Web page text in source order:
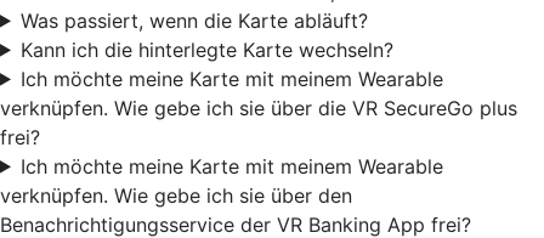
Was passiert, wenn die Karte abläuft?
Kann ich die hinterlegte Karte wechseln?
Ich möchte meine Karte mit meinem Wearable
verknüpfen. Wie gebe ich sie über die VR SecureGo plus
frei?
Ich möchte meine Karte mit meinem Wearable
verknüpfen. Wie gebe ich sie über den
Benachrichtigungsservice der VR Banking App frei?